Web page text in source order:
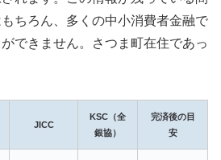
ちろん、多くの中小消費者金融で
できません。さつま町在住であっ
JICC
KSC（全
銀協）
完済後の目
安